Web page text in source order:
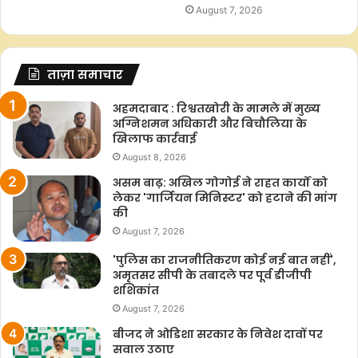
August 7, 2026
ताज़ा समाचार
अहमदाबाद : रिश्वतखोरी के मामले में मुख्य
अग्निशमन अधिकारी और बिचौलिया के
खिलाफ कार्रवाई
August 8, 2026
असम बाढ़: अखिल गोगोई ने राहत कार्यों को
लेकर 'गार्जियन मिनिस्टर' को हटाने की मांग
की
August 7, 2026
'पुलिस का राजनीतिकरण कोई नई बात नहीं',
अमृतसर सीपी के तबादले पर पूर्व डीजीपी
शशिकांत
August 7, 2026
बीजद ने ओडिशा सरकार के निवेश दावों पर
सवाल उठाए